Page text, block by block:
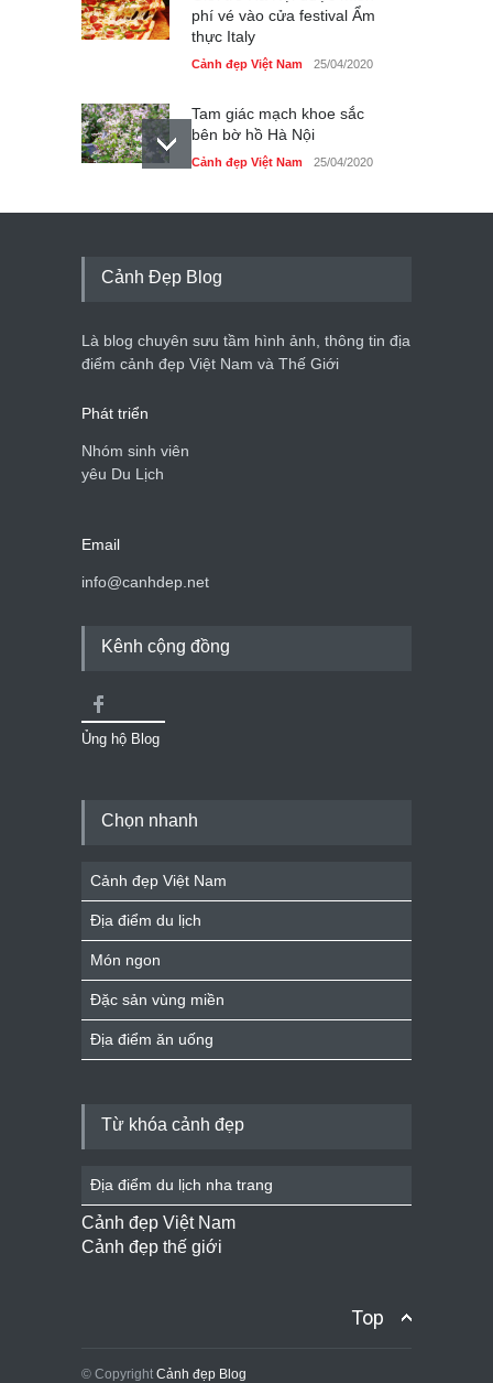
phí vé vào cửa festival Ẩm
thực Italy
Cảnh đẹp Việt Nam 25/04/2020
Tam giác mạch khoe sắc
bên bờ hồ Hà Nội
Cảnh đẹp Việt Nam 25/04/2020
Bán đảo Sơn Trà sẽ là khu
dân dã ở Sài Gòn
Cảnh đẹp Việt Nam 25/04/2020
Cảnh Đẹp Blog
Là blog chuyên sưu tầm hình ảnh, thông tin địa
điểm cảnh đẹp Việt Nam và Thế Giới
Phát triển
Nhóm sinh viên
yêu Du Lịch
Email
info@canhdep.net
Kênh cộng đồng
Ủng hộ Blog
Chọn nhanh
Cảnh đẹp Việt Nam
Địa điểm du lịch
Món ngon
Đặc sản vùng miền
Địa điểm ăn uống
Từ khóa cảnh đẹp
Địa điểm du lịch nha trang
Cảnh đẹp Việt Nam
Cảnh đẹp thế giới
Top
© Copyright Cảnh đẹp Blog